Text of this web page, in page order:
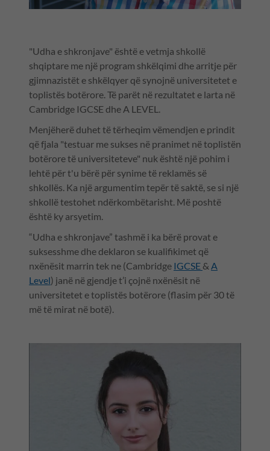
"Udha e shkronjave" është e vetmja shkollë
shqiptare me një program shkëlqimi dhe arritje për
gjimnazistët e shkëlqyer që synojnë universitetet e
toplistës botërore. Të parët në rezultatet e larta në
Cambridge IGCSE dhe A LEVEL.
Menjëherë duhet të tërheqim vëmendjen e prindit
që fjala "testuar me sukses në pranimet në toplistën
botërore të universiteteve" nuk është një pohim i
lehtë për t'u bërë për synime të reklamës së
shkollës. Ka një argumentim tepër të saktë, se si një
shkollë testohet ndërkombëtarisht. Më poshtë
është ky arsyetim.
“Udha e shkronjave” tashmë i ka bërë provat e
suksesshme dhe deklaron se kualifikimet që
nxënësit marrin tek ne (Cambridge IGCSE & A
Level) janë në gjendje t’i çojnë nxënësit në
universitetet e toplistës botërore (flasim për 30 të
më të mirat në botë).